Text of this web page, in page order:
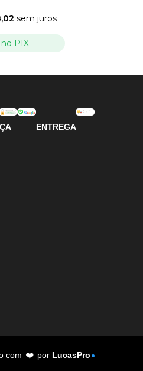
sem juros
no PIX
VER OPÇÕES
ENTREGA
com ❤️ por LucasPro